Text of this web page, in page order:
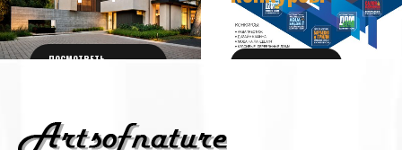
ПОСМОТРЕТЬ ПОЛУЧИТЬ БИЛЕТ